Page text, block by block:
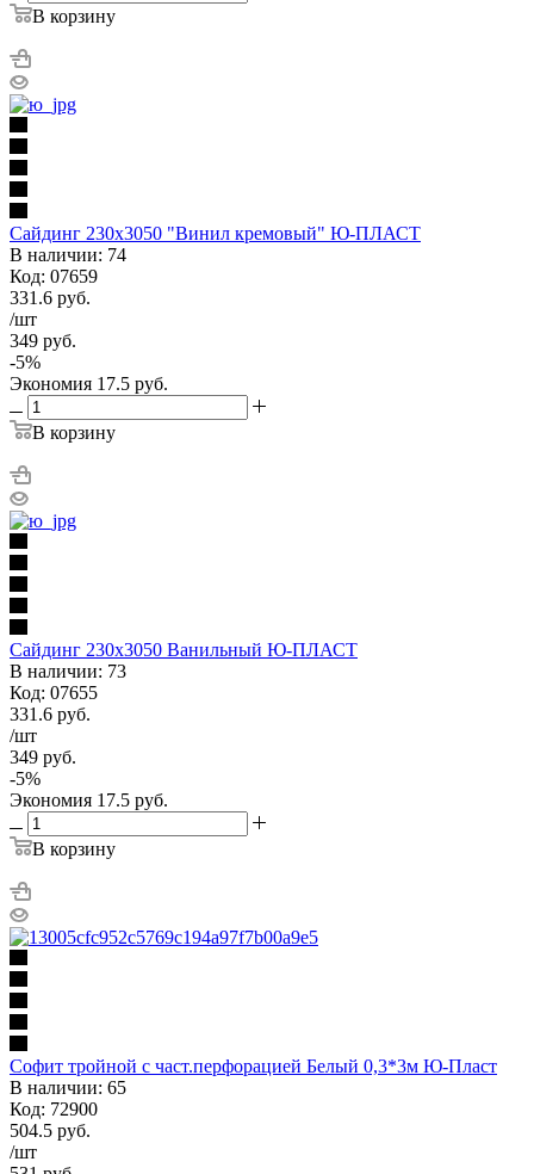
В корзину
Сайдинг 230х3050 "Винил кремовый" Ю-ПЛАСТ
В наличии: 74
Код: 07659
331.6 руб.
/шт
349 руб.
-5%
Экономия 17.5 руб.
В корзину
Сайдинг 230х3050 Ванильный Ю-ПЛАСТ
В наличии: 73
Код: 07655
331.6 руб.
/шт
349 руб.
-5%
Экономия 17.5 руб.
В корзину
Софит тройной с част.перфорацией Белый 0,3*3м Ю-Пласт
В наличии: 65
Код: 72900
504.5 руб.
/шт